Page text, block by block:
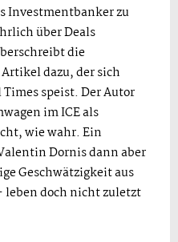
Investmentbanker zu
über Deals
die
dazu, der sich
speist. Der Autor
im ICE als
wie wahr. Ein
Dornis dann aber
Geschwätzigkeit aus
doch nicht zuletzt